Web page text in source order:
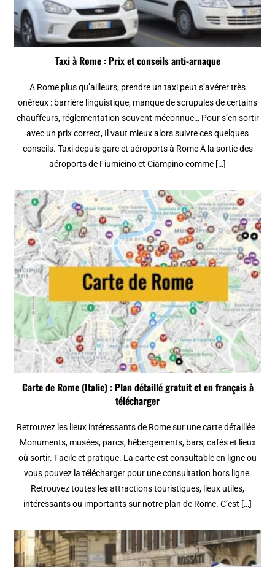
Taxi à Rome : Prix et conseils anti-arnaque
A Rome plus qu’ailleurs, prendre un taxi peut s’avérer très
onéreux : barrière linguistique, manque de scrupules de certains
chauffeurs, réglementation souvent méconnue… Pour s’en sortir
avec un prix correct, Il vaut mieux alors suivre ces quelques
conseils. Taxi depuis gare et aéroports à Rome À la sortie des
aéroports de Fiumicino et Ciampino comme […]
Carte de Rome (Italie) : Plan détaillé gratuit et en français à
télécharger
Retrouvez les lieux intéressants de Rome sur une carte détaillée :
Monuments, musées, parcs, hébergements, bars, cafés et lieux
où sortir. Facile et pratique. La carte est consultable en ligne ou
vous pouvez la télécharger pour une consultation hors ligne.
Retrouvez toutes les attractions touristiques, lieux utiles,
intéressants ou importants sur notre plan de Rome. C’est […]